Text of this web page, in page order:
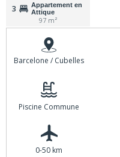
3
Appartement en
Attique
97 m²
Barcelone / Cubelles
Piscine Commune
0-50 km